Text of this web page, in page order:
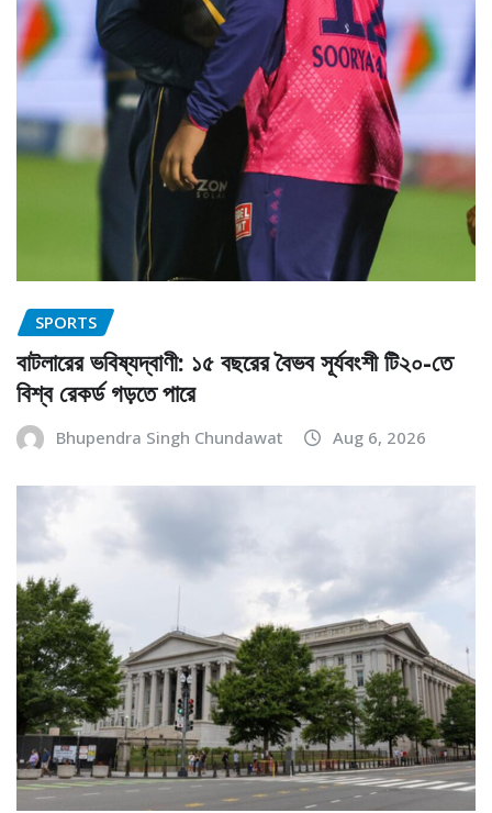
SPORTS
বাটলারের ভবিষ্যদ্বাণী: ১৫ বছরের বৈভব সূর্যবংশী টি২০-তে
বিশ্ব রেকর্ড গড়তে পারে
Bhupendra Singh Chundawat Aug 6, 2026